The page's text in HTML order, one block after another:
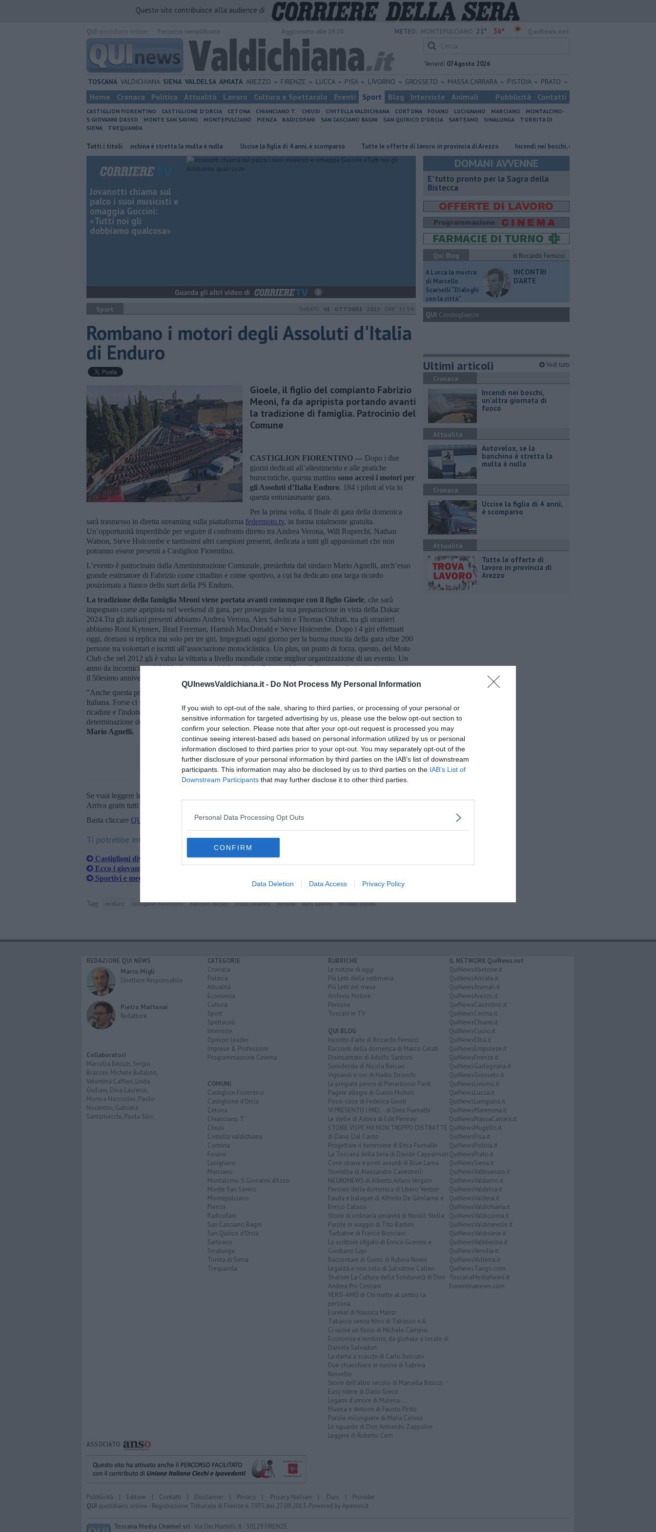
QUInewsValdichiana.it - Do Not Process My Personal Information
If you wish to opt-out of the sale, sharing to third parties, or processing of your personal or
sensitive information for targeted advertising by us, please use the below opt-out section to
confirm your selection. Please note that after your opt-out request is processed you may
continue seeing interest-based ads based on personal information utilized by us or personal
information disclosed to third parties prior to your opt-out. You may separately opt-out of the
further disclosure of your personal information by third parties on the IAB’s list of downstream
participants. This information may also be disclosed by us to third parties on the IAB’s List of
Downstream Participants that may further disclose it to other third parties.
Personal Data Processing Opt Outs
CONFIRM
Data Deletion Data Access Privacy Policy
Questo sito contribuisce alla audience di
METEO: 21° 36°
Venerdì 07 Agosto 2026
TOSCANA VALDICHIANA SIENA VALDELSA AMIATA AREZZO FIRENZE LUCCA PISA LIVORNO GROSSETO MASSA CARRARA PISTOIA PRATO
Home Cronaca Politica Attualità Lavoro Cultura e Spettacolo Eventi Sport Blog Interviste Animali Pubblicità Contatti
CASTIGLION FIORENTINO CASTIGLIONE D'ORCIA CETONA CHIANCIANO T. CHIUSI CIVITELLA VALDICHIANA CORTONA FOIANO LUCIGNANO MARCIANO
MONTALCINO-
S.GIOVANNI D'ASSO
MONTE SAN SAVINO MONTEPULCIANO PIENZA RADICOFANI SAN CASCIANO BAGNI SAN QUIRICO D'ORCIA SARTEANO SINALUNGA
TORRITA DI
SIENA
TREQUANDA
Tutti i titoli:
Autovelox, se la banchina è stretta la multa è nulla Uccise la figlia di 4 anni, è scomparso ​Tutte le offerte di lavoro in provincia di Arezzo Incendi nei boschi, un'altra giornata di fuoco
Jovanotti chiama sul
palco i suoi musicisti e
omaggia Guccini:
«Tutti noi gli
dobbiamo qualcosa»
Sport SABATO 01 OTTOBRE 2022 ORE 11:59
Rombano i motori degli Assoluti d'Italia
di Enduro
Gioele, il figlio del compianto Fabrizio
Meoni, fa da apripista portando avanti
la tradizione di famiglia. Patrocinio del
Comune
CASTIGLION FIORENTINO — Dopo i due
giorni dedicati all’allestimento e alle pratiche
burocratiche, questa mattina sono accesi i motori per
gli Assoluti d’Italia Enduro. 184 i piloti al via in
questa entusiasmante gara.
Per la prima volta, il finale di gara della domenica
sarà trasmesso in diretta streaming sulla piattaforma federmoto.tv, in forma totalmente gratuita.
Un’opportunità imperdibile per seguire il confronto diretto tra Andrea Verona, Will Ruprecht, Nathan
Watson, Steve Holcombe e tantissimi altri campioni presenti, dedicata a tutti gli appassionati che non
potranno essere presenti a Castiglion Fiorentino.
L’evento è patrocinato dalla Amministrazione Comunale, presieduta dal sindaco Mario Agnelli, anch’esso
grande estimatore di Fabrizio come cittadino e come sportivo, a cui ha dedicato una targa ricordo
posizionata a fianco dello start della PS Enduro.
La tradizione della famiglia Meoni viene portata avanti comunque con il figlio Gioele, che sarà
impegnato come apripista nel weekend di gara, per proseguire la sua preparazione in vista della Dakar
2024.Tra gli italiani presenti abbiamo Andrea Verona, Alex Salvini e Thomas Oldrati, tra gli stranieri
abbiamo Roni Kytonen, Brad Freeman, Hamish MacDonald e Steve Holcombe. Dopo i 4 giri effettuati
oggi, domani si replica ma solo per tre giri. Impegnati ogni giorno per la buona riuscita della gara oltre 200
persone tra volontari e iscritti all’associazione motociclistica. Un plus, un punto di forza, questo, del Moto
Club che nel 2012 gli è valso la vittoria a livello mondiale come miglior organizzazione di un evento. Un
anno da incorniciare, il 2022, dunque, per il Moto Club “Fabrizio Meoni” che suggella in maniera egregia
il 50esimo anniversario dalla sua fondazione (1972-2022).
"Anche questa prova di Enduro riporta Castiglion Fiorentino al centro dell'attenzione motociclistica
Italiana. Forse ci siamo un pò ad abituati ad esserlo, ma non ci annoiamo di certo, se consideriamo anche le
ricadute e l'indotto di questo circus. Il resto lo fanno i piloti e i tracciati suggestivi scelti con la grande
determinazione del nostro Moto Club Fabrizio Meoni e del suo Presidente Segantini” conclude ilsindaco
Mario Agnelli.
Se vuoi leggere le notizie principali della Toscana iscriviti alla
Arriva gratis tutti i giorni alle 20:00 direttamente nella tua casella di posta.
Basta cliccare QUI
Ti potrebbe interessare anche:
Castiglioni diventa capitale dell'enduro
Ecco i giovani atleti Senesi al Trofeo Coni
Sportivi e medici insieme per le cure palliative
Tag enduro castiglion fiorentino fabrizio meoni cross country verona alex salvini thomas oldrati
DOMANI AVVENNE
E' tutto pronto per la Sagra della
Bistecca
Qui Blog
di Riccardo Ferrucci
A Lucca la mostra
di Marcello
Scarselli “Dialoghi
con la città"
INCONTRI
D'ARTE
QUI Condoglianze
Ultimi articoli Vedi tutti
Cronaca
Incendi nei boschi,
un'altra giornata di
fuoco
Attualità
Autovelox, se la
banchina è stretta la
multa è nulla
Cronaca
Uccise la figlia di 4 anni,
è scomparso
Attualità
​Tutte le offerte di
lavoro in provincia di
Arezzo
REDAZIONE QUI NEWS
Marco Migli
Direttore Responsabile
Pietro Mattonai
Redattore
Collaboratori
Marcella Bitozzi, Sergio
Braccini, Michele Bufalino,
Valentina Caffieri, Linda
Giuliani, Dina Laurenzi,
Monica Nocciolini, Paolo
Nocentini, Gabriele
Santarnecchi, Paola Silvi.
CATEGORIE
Cronaca
Politica
Attualità
Economia
Cultura
Sport
Spettacoli
Interviste
Opinion Leader
Imprese & Professioni
Programmazione Cinema
COMUNI
Castiglion Fiorentino
Castiglione d'Orcia
Cetona
Chianciano T.
Chiusi
Civitella valdichiana
Cortona
Foiano
Lucignano
Marciano
Montalcino-S.Giovanni d'Asso
Monte San Savino
Montepulciano
Pienza
Radicofani
San Casciano Bagni
San Quirico d'Orcia
Sarteano
Sinalunga
Torrita di Siena
Trequanda
RUBRICHE
Le notizie di oggi
Più Letti della settimana
Più Letti del mese
Archivio Notizie
Persone
Toscani in TV
QUI BLOG
Incontri d'arte di Riccardo Ferrucci
Racconti della domenica di Marco Celati
Disincantato di Adolfo Santoro
Sorridendo di Nicola Belcari
Vignaioli e vini di Nadio Stronchi
Le pregiate penne di Pierantonio Pardi
Pagine allegre di Gianni Micheli
Psico-cose di Federica Giusti
VI PRESENTO I MIEI... di Dino Fiumalbi
Le stelle di Astrea di Edit Permay
STORIE VISPE MA NON TROPPO DISTRATTE
di Dario Dal Canto
Progettare il benessere di Erica Fiumalbi
La Toscana della birra di Davide Cappannari
Cose strane e posti assurdi di Blue Lama
Storielba di Alessandro Canestrelli
NEURONEWS di Alberto Arturo Vergani
Pensieri della domenica di Libero Venturi
Fauda e balagan di Alfredo De Girolamo e
Enrico Catassi
Storie di ordinaria umanità di Nicolò Stella
Parole in viaggio di Tito Barbini
Turbative di Franco Bonciani
Lo scrittore sfigato di Enrico Guerrini e
Gordiano Lupi
Raccontare di Gusto di Rubina Rovini
Legalità e non solo di Salvatore Calleri
Shalom La Cultura della Solidarietà di Don
Andrea Pio Cristiani
VERSI-AMO di Chi mette al centro la
persona
Eureka! di Nausica Manzi
Tabasco senza filtro di Tabasco n.6
Ci vuole un fisico di Michele Campisi
Economia e territorio, da globale a locale di
Daniele Salvadori
La dama a scacchi di Carlo Belciani
Due chiacchiere in cucina di Sabrina
Rossello
Storie dell'altro secolo di Marcella Bitozzi
Easy ridere di Dario Greco
Legami d'amore di Malena ...
Musica e dintorni di Fausto Pirìto
Parole milonguere di Maria Caruso
Lo sguardo di Don Armando Zappolini
Leggere di Roberto Cerri
IL NETWORK QuiNews.net
QuiNewsAbetone.it
QuiNewsAmiata.it
QuiNewsAnimali.it
QuiNewsArezzo.it
QuiNewsCasentino.it
QuiNewsCecina.it
QuiNewsChianti.it
QuiNewsCuoio.it
QuiNewsElba.it
QuiNewsEmpolese.it
QuiNewsFirenze.it
QuiNewsGarfagnana.it
QuiNewsGrosseto.it
QuiNewsLivorno.it
QuiNewsLucca.it
QuiNewsLunigiana.it
QuiNewsMaremma.it
QuiNewsMassaCarrara.it
QuiNewsMugello.it
QuiNewsPisa.it
QuiNewsPistoia.it
QuiNewsPrato.it
QuiNewsSiena.it
QuiNewsValbisenzio.it
QuiNewsValdarno.it
QuiNewsValdelsa.it
QuiNewsValdera.it
QuiNewsValdichiana.it
QuiNewsValdicornia.it
QuiNewsValdinievole.it
QuiNewsValdisieve.it
QuiNewsValtiberina.it
QuiNewsVersilia.it
QuiNewsVolterra.it
QuiNewsTango.com
ToscanaMediaNews.it
Fiorentinanews.com
ASSOCIATO
Pubblicità | Editore | Contatti | Disclaimer | Privacy | Privacy Nielsen | Durc | Provider
QUI quotidiano online - Registrazione Tribunale di Firenze n. 5935 del 27.09.2013. Powered byAperion.it
Toscana Media Channel srl- Via Dei Martelli, 8 - 50129 FIRENZE